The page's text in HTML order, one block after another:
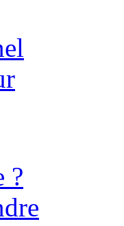
?